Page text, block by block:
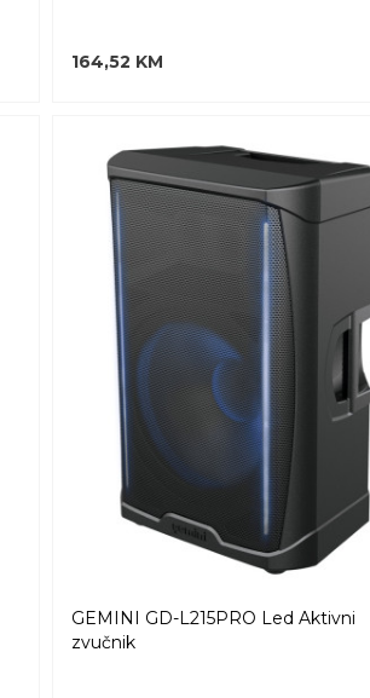
164,52 KM
GEMINI GD-L215PRO Led Aktivni
zvučnik